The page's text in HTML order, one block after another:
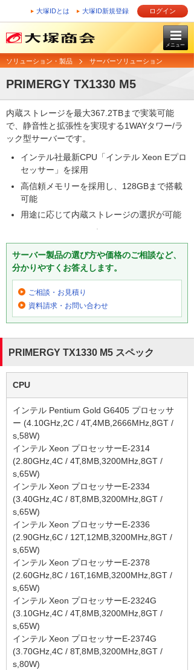
大塚IDとは 大塚ID新規登録 ログイン
メニュー
ソリューション・製品 サーバーソリューション
PRIMERGY TX1330 M5
内蔵ストレージを最大367.2TBまで実装可能
で、静音性と拡張性を実現する1WAYタワー/ラ
ック型サーバーです。
インテル社最新CPU「インテル Xeon Eプロ
セッサー」を採用
高信頼メモリーを採用し、128GBまで搭載
可能
用途に応じて内蔵ストレージの選択が可能
サーバー製品の選び方や価格のご相談など、
分かりやすくお答えします。
ご相談・お見積り
資料請求・お問い合わせ
PRIMERGY TX1330 M5 スペック
CPU
インテル Pentium Gold G6405 プロセッサ
ー (4.10GHz,2C / 4T,4MB,2666MHz,8GT /
s,58W)
インテル Xeon プロセッサーE-2314
(2.80GHz,4C / 4T,8MB,3200MHz,8GT /
s,65W)
インテル Xeon プロセッサーE-2334
(3.40GHz,4C / 8T,8MB,3200MHz,8GT /
s,65W)
インテル Xeon プロセッサーE-2336
(2.90GHz,6C / 12T,12MB,3200MHz,8GT /
s,65W)
インテル Xeon プロセッサーE-2378
(2.60GHz,8C / 16T,16MB,3200MHz,8GT /
s,65W)
インテル Xeon プロセッサーE-2324G
(3.10GHz,4C / 4T,8MB,3200MHz,8GT /
s,65W)
インテル Xeon プロセッサーE-2374G
(3.70GHz,4C / 8T,8MB,3200MHz,8GT /
s,80W)